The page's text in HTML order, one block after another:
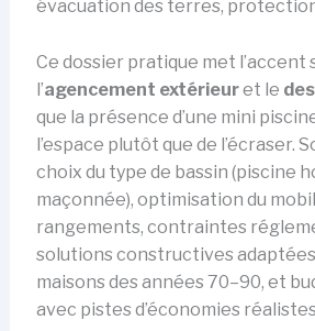
évacuation des terres,
Ce dossier pratique met l’accent
l’agencement extérieuret le
que la présence d’une mini
l’espace plutôt que de l’écraser.
choix du type de bassin (piscine
maçonnée), optimisation du
rangements, contraintes
solutions constructives
maisons des années 70–90, et
avec pistes d’économies